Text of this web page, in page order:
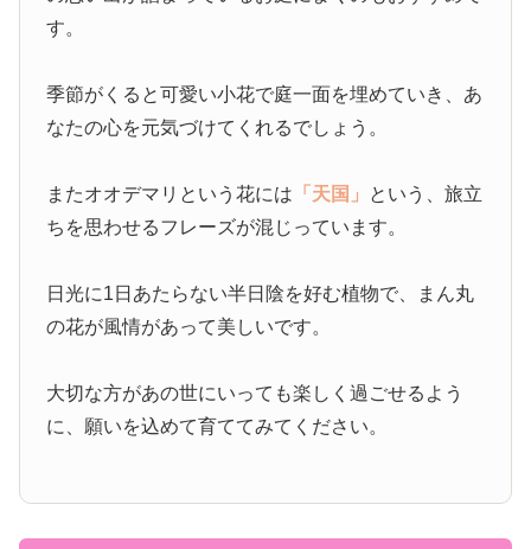
す。
季節がくると可愛い小花で庭一面を埋めていき、あ
なたの心を元気づけてくれるでしょう。
またオオデマリという花には 「天国」 という、旅立
ちを思わせるフレーズが混じっています。
日光に1日あたらない半日陰を好む植物で、まん丸
の花が風情があって美しいです。
大切な方があの世にいっても楽しく過ごせるよう
に、願いを込めて育ててみてください。